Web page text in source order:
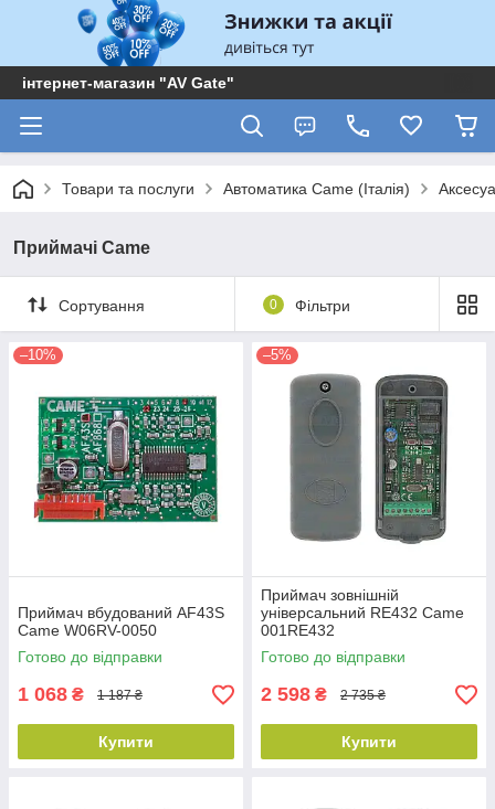
інтернет-магазин "AV Gate"
Товари та послуги Автоматика Came (Італія)
Приймачі Came
Сортування 0 Фільтри
–10%
Приймач вбудований AF43S
Came W06RV-0050
Готово до відправки
1 068 ₴ 1 187 ₴
Купити
–5%
Приймач зовнішній
універсальний RE432 Came
001RE432
Готово до відправки
2 598 ₴ 2 735 ₴
Купити